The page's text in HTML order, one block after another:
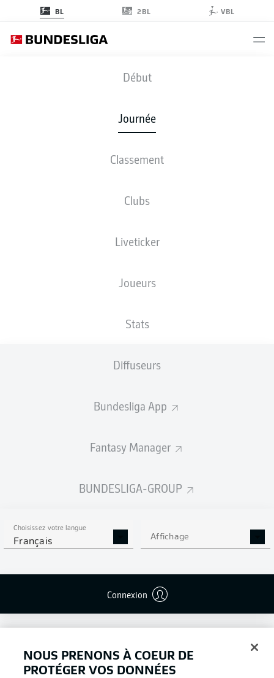
BL 2BL VBL
Début
Journée
Classement
Clubs
Liveticker
Joueurs
Stats
Diffuseurs
Bundesliga App
Fantasy Manager
BUNDESLIGA-GROUP
Choisissez votre langue
Français Affichage
Connexion
HSV - TSG
COMPOSITIONS STATISTIQUES
ven., 19.02.2027 - dim., 21.02.2027
Publicité
NOUS PRENONS À COEUR DE
PROTÉGER VOS DONNÉES